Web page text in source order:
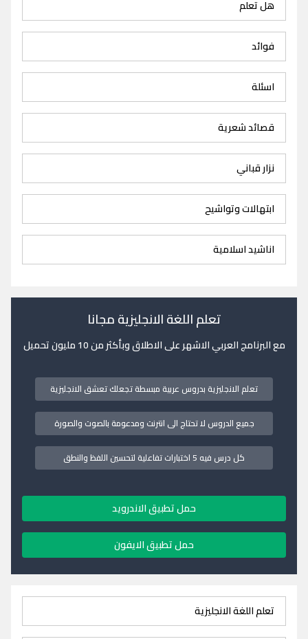
هل تعلم
فوائد
اسئلة
قصائد شعرية
نزار قباني
ابتهالات وتواشيح
اناشيد اسلامية
تعلم اللغة الانجليزية مجانا
مع البرنامج العربي الاشهر على الاطلاق وبأكثر من 10 مليون تحميل
تعلم الانجليزية بدروس عربية مبسطة تجعلك تعشق الانجليزية
جميع الدروس لا تحتاج الى انترنت ومدعومة بالصوت والصورة
كل درس فيه 5 اختبارات تفاعلية لتحسين اللفظ والنطق
حمل تطبيق الاندرويد
حمل تطبيق الايفون
تعلم اللغة الانجليزية